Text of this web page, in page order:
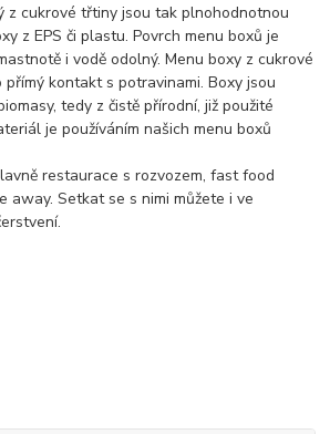
z cukrové třtiny jsou tak plnohodnotnou
z EPS či plastu. Povrch menu boxů je
i vodě odolný. Menu boxy z cukrové
kontakt s potravinami. Boxy jsou
tedy z čistě přírodní, již použité
je používáním našich menu boxů
restaurace s rozvozem, fast food
away. Setkat se s nimi můžete i ve